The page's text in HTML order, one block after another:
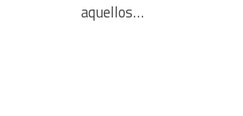
aquellos…